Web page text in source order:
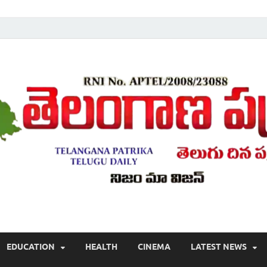
, తాజా వార్తలు , తెలుగు వార్తలు , బ్రేకింగ్ న్యూస్ తెలుగులో , తెలంగాణ లో తాజా
EDUCATION HEALTH CINEMA LATEST NEWS